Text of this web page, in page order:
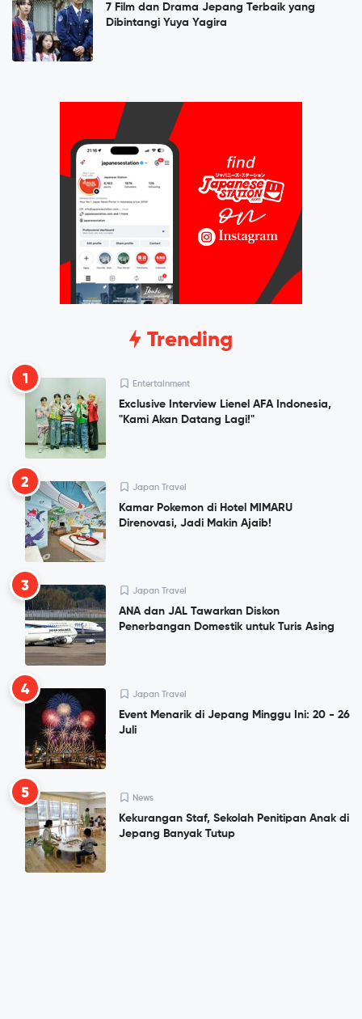
7 Film dan Drama Jepang Terbaik yang
Dibintangi Yuya Yagira
Trending
1 Entertainment
Exclusive Interview Lienel AFA Indonesia,
"Kami Akan Datang Lagi!"
2 Japan Travel
Kamar Pokemon di Hotel MIMARU
Direnovasi, Jadi Makin Ajaib!
3 Japan Travel
ANA dan JAL Tawarkan Diskon
Penerbangan Domestik untuk Turis Asing
4 Japan Travel
Event Menarik di Jepang Minggu Ini: 20 - 26
Juli
5 News
Kekurangan Staf, Sekolah Penitipan Anak di
Jepang Banyak Tutup